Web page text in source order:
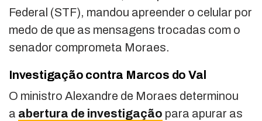
Federal (STF), mandou apreender o celular por
medo de que as mensagens trocadas com o
senador comprometa Moraes.
Investigação contra Marcos do Val
O ministro Alexandre de Moraes determinou
a abertura de investigação para apurar as